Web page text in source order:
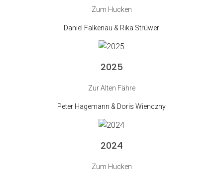
Zum Hucken
Daniel Falkenau & Rika Strüwer
2025
Zur Alten Fähre
Peter Hagemann & Doris Wienczny
2024
Zum Hucken